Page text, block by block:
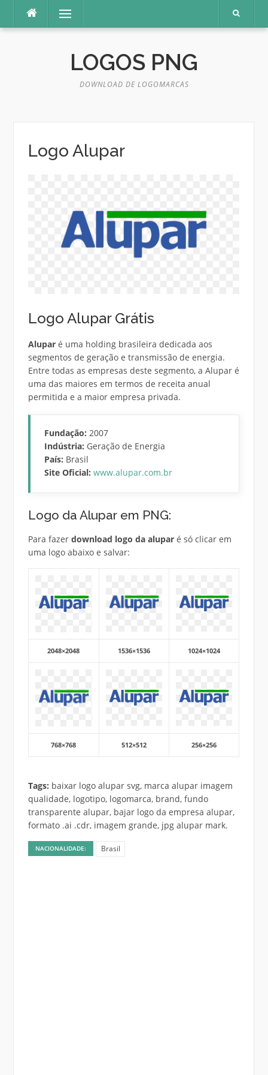
o
Menu
LOGOS PNG
DOWNLOAD DE LOGOMARCAS
Logo Alupar
Logo Alupar Grátis
Aluparé uma holding brasileira dedicada aos
segmentos de geração e transmissão de energia.
Entre todas as empresas deste segmento, a Alupar é
uma das maiores em termos de receita anual
permitida e a maior empresa privada.
Fundação: 2007
Indústria: Geração de Energia
País: Brasil
Site Oficial: www.alupar.com.br
Logo da Alupar em PNG:
Para fazer download logo da aluparé só clicar em
uma logo abaixo e salvar:
2048×2048 1536×1536 1024×1024
768×768 512×512 256×256
Tags: baixar logo alupar svg, marca alupar imagem
qualidade, logotipo, logomarca, brand, fundo
transparente alupar, bajar logo da empresa alupar,
formato .ai .cdr, imagem grande, jpg alupar mark.
NACIONALIDADE: Brasil